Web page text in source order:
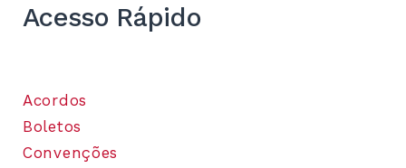
Acesso Rápido
Acordos
Boletos
Convenções